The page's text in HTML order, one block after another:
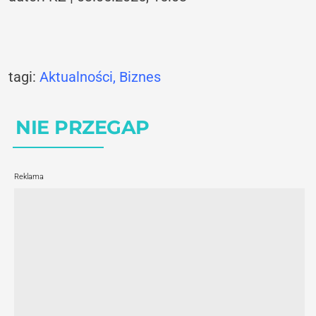
tagi:Aktualności, Biznes
NIE PRZEGAP
Reklama